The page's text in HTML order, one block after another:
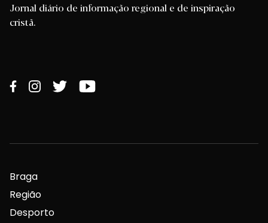
Jornal diário de informação regional e de inspiração
cristã.
Braga
Região
Desporto